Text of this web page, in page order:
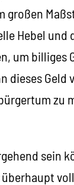
Hebel und
um billiges
dieses
zu
sein